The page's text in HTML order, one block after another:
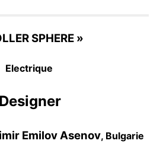
SPHERE »
Electrique
Designer
Emilov Asenov, Bulgarie